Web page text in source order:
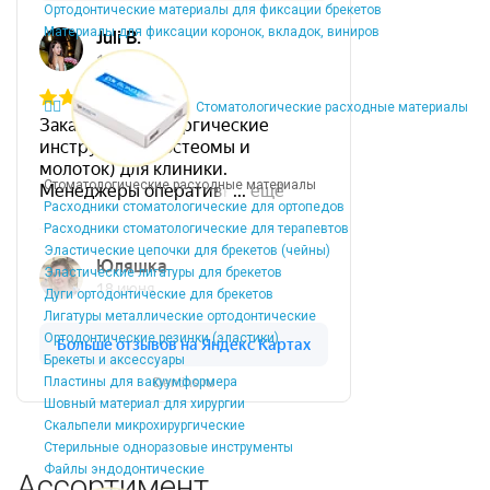
Ортодонтические материалы для фиксации брекетов
Материалы для фиксации коронок, вкладок, виниров
Стоматологические расходные материалы
Стоматологические расходные материалы
Расходники стоматологические для ортопедов
Расходники стоматологические для терапевтов
Эластические цепочки для брекетов (чейны)
Эластические лигатуры для брекетов
Дуги ортодонтические для брекетов
Лигатуры металлические ортодонтические
Ортодонтические резинки (эластики)
Брекеты и аксессуары
Пластины для вакуумформера
Шовный материал для хирургии
Скальпели микрохирургические
Стерильные одноразовые инструменты
Файлы эндодонтические
Dentins.ru